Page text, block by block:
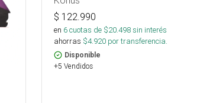
$ 122.990
en 6cuotas de $20.498sin interés
ahorras $4.920 por transferencia.
Disponible
+5 Vendidos